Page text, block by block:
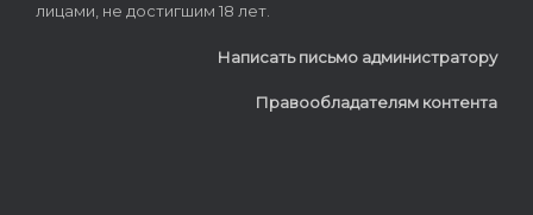
лицами, не достигшим 18 лет.
Написать письмо администратору
Правообладателям контента